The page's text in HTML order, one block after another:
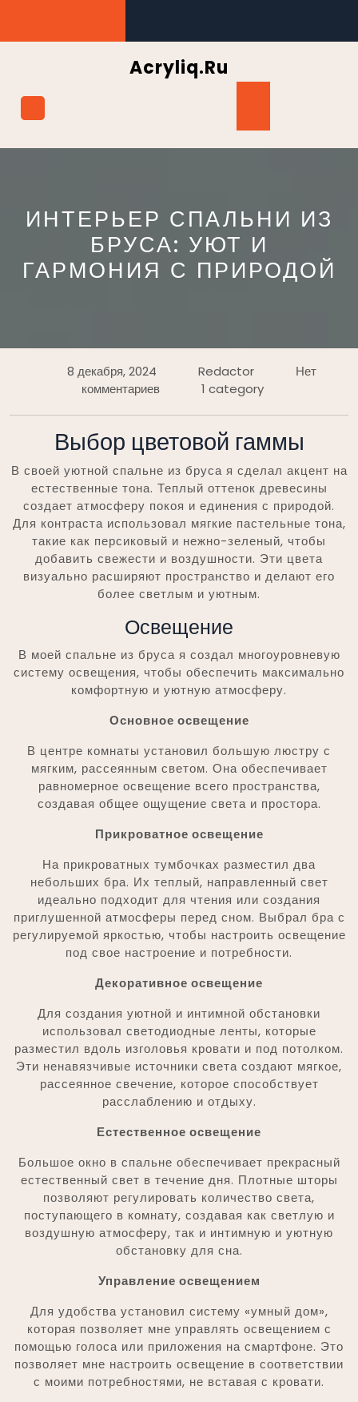
содержимому
Acryliq.ru
ИНТЕРЬЕР СПАЛЬНИ ИЗ
БРУСА: УЮТ И
ГАРМОНИЯ С ПРИРОДОЙ
8 декабря, 2024 Redactor
Нет
комментариев
1 category
Выбор цветовой гаммы
В своей уютной спальне из бруса я сделал акцент на
естественные тона. Теплый оттенок древесины
создает атмосферу покоя и единения с природой.
Для контраста использовал мягкие пастельные тона,
такие как персиковый и нежно-зеленый, чтобы
добавить свежести и воздушности. Эти цвета
визуально расширяют пространство и делают его
более светлым и уютным.
Освещение
В моей спальне из бруса я создал многоуровневую
систему освещения, чтобы обеспечить максимально
комфортную и уютную атмосферу.
Основное освещение
В центре комнаты установил большую люстру с
мягким, рассеянным светом. Она обеспечивает
равномерное освещение всего пространства,
создавая общее ощущение света и простора.
Прикроватное освещение
На прикроватных тумбочках разместил два
небольших бра. Их теплый, направленный свет
идеально подходит для чтения или создания
приглушенной атмосферы перед сном. Выбрал бра с
регулируемой яркостью, чтобы настроить освещение
под свое настроение и потребности.
Декоративное освещение
Для создания уютной и интимной обстановки
использовал светодиодные ленты, которые
разместил вдоль изголовья кровати и под потолком.
Эти ненавязчивые источники света создают мягкое,
рассеянное свечение, которое способствует
расслаблению и отдыху.
Естественное освещение
Большое окно в спальне обеспечивает прекрасный
естественный свет в течение дня. Плотные шторы
позволяют регулировать количество света,
поступающего в комнату, создавая как светлую и
воздушную атмосферу, так и интимную и уютную
обстановку для сна.
Управление освещением
Для удобства установил систему «умный дом»,
которая позволяет мне управлять освещением с
помощью голоса или приложения на смартфоне. Это
позволяет мне настроить освещение в соответствии
с моими потребностями, не вставая с кровати.